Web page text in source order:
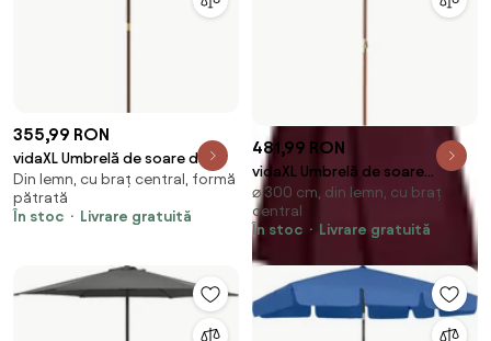
355,99 RON
vidaXL Umbrelă de soare de
grădină stâlp din lemn,
antracit, 299x240cm
Din lemn, cu braț central, formă
pătrată
În stoc
Livrare gratuită
481,99 RON
vidaXL Umbrelă de soare
exterior, stâlp din lemn, 300
cm, roșu bordo
⌀ 300 cm, din lemn, cu braț
central
În stoc
Livrare gratuită